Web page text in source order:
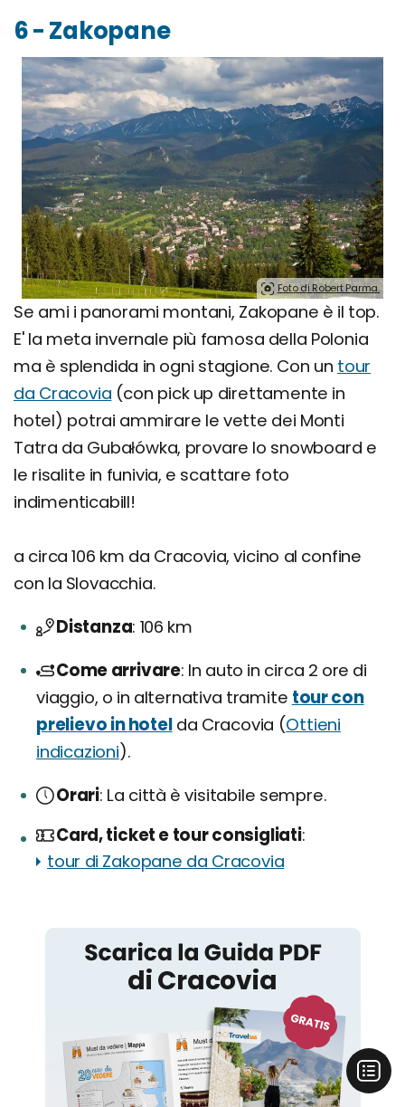
6 - Zakopane
Foto di Robert Parma.
Se ami i panorami montani, Zakopane è il top.
E' la meta invernale più famosa della Polonia
ma è splendida in ogni stagione. Con un tour
da Cracovia (con pick up direttamente in
hotel) potrai ammirare le vette dei Monti
Tatra da Gubałówka, provare lo snowboard e
le risalite in funivia, e scattare foto
indimenticabilI!
a circa 106 km da Cracovia, vicino al confine
con la Slovacchia.
Distanza 106 km
Come arrivare In auto in circa 2 ore di
viaggio, o in alternativa tramite tour con
prelievo inhotelda Cracovia (Ottieni
indicazioni).
Orari La città è visitabile sempre.
Card, ticket e tour consigliati
tour di Zakopane da Cracovia
Cracovia